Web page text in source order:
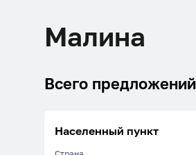
Малина
Всего предложений
Населенный пункт